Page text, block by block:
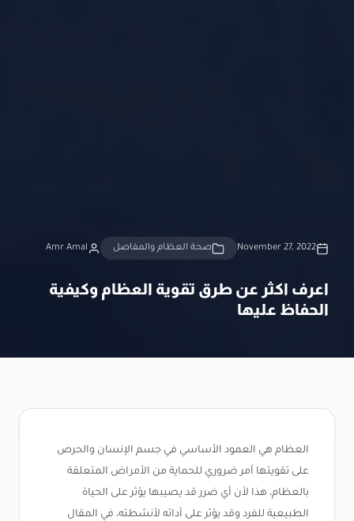
November 27, 2022 صحة العظام والمفاصل Amr Amal
اعرف اكثر عن طرق تقوية العظام وكيفية
الحفاظ عليها
العظام هي العمود الأساسي في جسم الإنسان والحرص
على تقويتها أمر ضروري للحماية من الأمراض المتعلقة
بالعظام، هذا لأن أي ضرر قد يصيبها يؤثر على الحياة
الطبيعية للفرد وقد يؤثر على أدائه لأنشطته، في المقال